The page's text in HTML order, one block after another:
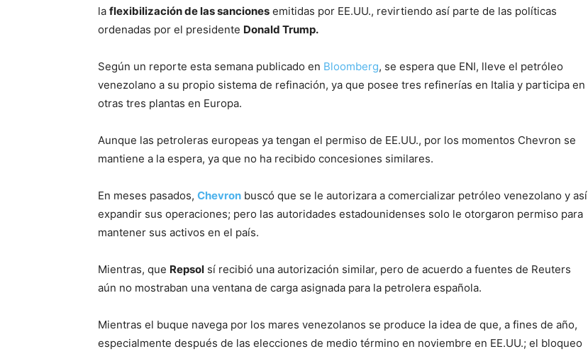
la flexibilización de las sanciones emitidas por EE.UU., revirtiendo así parte de las políticas
ordenadas por el presidente Donald Trump.
Según un reporte esta semana publicado en Bloomberg, se espera que ENI, lleve el petróleo
venezolano a su propio sistema de refinación, ya que posee tres refinerías en Italia y participa en
otras tres plantas en Europa.
Aunque las petroleras europeas ya tengan el permiso de EE.UU., por los momentos Chevron se
mantiene a la espera, ya que no ha recibido concesiones similares.
En meses pasados, Chevron buscó que se le autorizara a comercializar petróleo venezolano y así
expandir sus operaciones; pero las autoridades estadounidenses solo le otorgaron permiso para
mantener sus activos en el país.
Mientras, que Repsol sí recibió una autorización similar, pero de acuerdo a fuentes de Reuters
aún no mostraban una ventana de carga asignada para la petrolera española.
Mientras el buque navega por los mares venezolanos se produce la idea de que, a fines de año,
especialmente después de las elecciones de medio término en noviembre en EE.UU.; el bloqueo